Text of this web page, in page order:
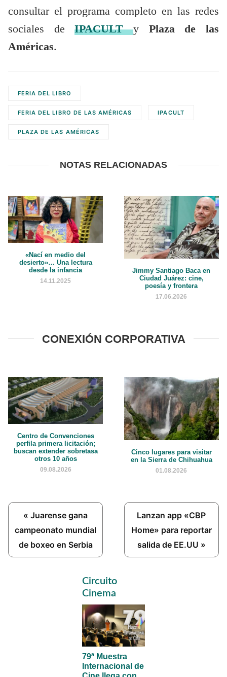
consultar el programa completo en las redes
sociales deIPACULT y Plaza de las
Américas.
FERIA DEL LIBRO
FERIA DEL LIBRO DE LAS AMÉRICAS IPACULT
PLAZA DE LAS AMÉRICAS
NOTAS RELACIONADAS
«Nací en medio del
desierto»… Una lectura
desde la infancia
14.11.2025
Jimmy Santiago Baca en
Ciudad Juárez: cine,
poesía y frontera
17.06.2026
CONEXIÓN CORPORATIVA
Centro de Convenciones
perfila primera licitación;
buscan extender sobretasa
otros 10 años
09.08.2026
Cinco lugares para visitar
en la Sierra de Chihuahua
01.08.2026
Previous
Post:
« Juarense gana
campeonato mundial
de boxeo en Serbia
Next
Post:
Lanzan app «CBP
Home» para reportar
salida de EE.UU »
Primary
Sidebar
Circuito
Cinema
79ª Muestra
Internacional de